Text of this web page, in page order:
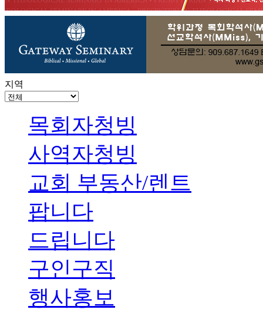
지역
목회자청빙
사역자청빙
교회 부동산/렌트
팝니다
드립니다
구인구직
행사홍보